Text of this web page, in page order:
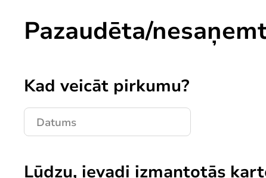
Pazaudēta/
Kad veicāt pirkumu?
Lūdzu, ievadi izmantotās